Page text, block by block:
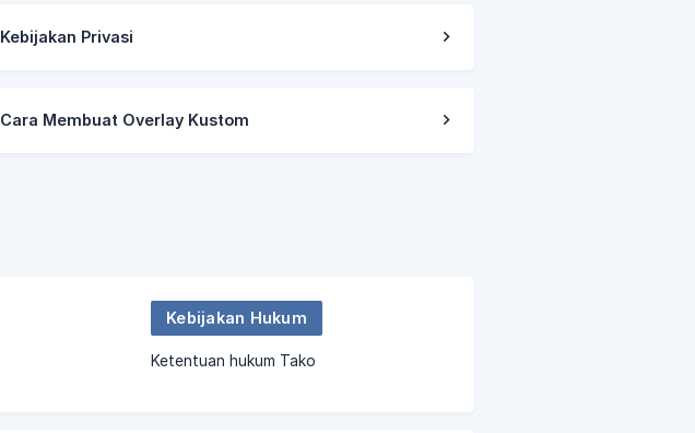
Kebijakan Privasi
Cara Membuat Overlay Kustom
Kebijakan Hukum
Ketentuan hukum Tako